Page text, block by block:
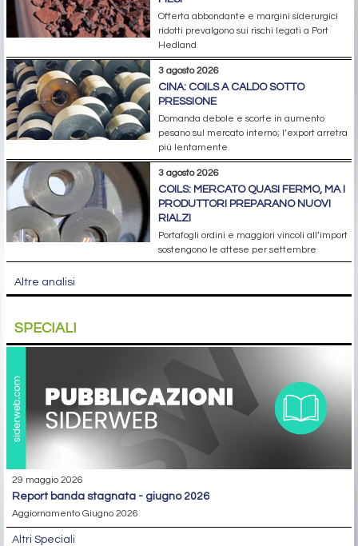
Offerta abbondante e margini siderurgici
ridotti prevalgono sui rischi legati a Port
Hedland
3 agosto 2026
CINA: COILS A CALDO SOTTO
PRESSIONE
Domanda debole e scorte in aumento
pesano sul mercato interno; l’export arretra
più lentamente
3 agosto 2026
COILS: MERCATO QUASI FERMO, MA I
PRODUTTORI PREPARANO NUOVI
RIALZI
Portafogli ordini e maggiori vincoli all’import
sostengono le attese per settembre
Altre analisi
SPECIALI
29 maggio 2026
report banda stagnata - giugno 2026
Aggiornamento Giugno 2026
Altri Speciali